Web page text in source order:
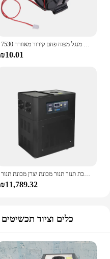
7530 להתכת מתכת מאוורר נייד אוויר מפוח 2500 סל"ד צנטריפוגלי רדיאלי אוויר קריר מתכת מאוורר מנגל מפוח פחם קירור מאוורר
₪10.01
קיבולת 5 ק "ג וקירור תעשייתי התכה זהב מלטר אינדוקציה נמס מתכת תנור תנור מכונת יצרן מכונת תנור
₪11,789.32
כלים וציוד תכשיטים